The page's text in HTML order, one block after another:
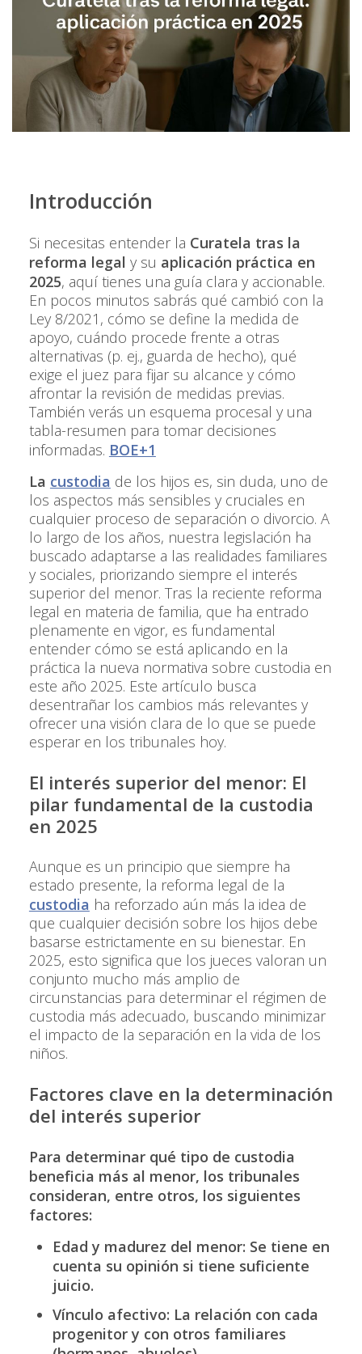
Introducción
Si necesitas entender la Curatela tras la
reforma legal y su aplicación práctica en
2025, aquí tienes una guía clara y accionable.
En pocos minutos sabrás qué cambió con la
Ley 8/2021, cómo se define la medida de
apoyo, cuándo procede frente a otras
alternativas (p. ej., guarda de hecho), qué
exige el juez para fijar su alcance y cómo
afrontar la revisión de medidas previas.
También verás un esquema procesal y una
tabla-resumen para tomar decisiones
informadas. BOE+1
La custodia de los hijos es, sin duda, uno de
los aspectos más sensibles y cruciales en
cualquier proceso de separación o divorcio. A
lo largo de los años, nuestra legislación ha
buscado adaptarse a las realidades familiares
y sociales, priorizando siempre el interés
superior del menor. Tras la reciente reforma
legal en materia de familia, que ha entrado
plenamente en vigor, es fundamental
entender cómo se está aplicando en la
práctica la nueva normativa sobre custodia en
este año 2025. Este artículo busca
desentrañar los cambios más relevantes y
ofrecer una visión clara de lo que se puede
esperar en los tribunales hoy.
El interés superior del menor: El
pilar fundamental de la custodia
en 2025
Aunque es un principio que siempre ha
estado presente, la reforma legal de la
custodia ha reforzado aún más la idea de
que cualquier decisión sobre los hijos debe
basarse estrictamente en su bienestar. En
2025, esto significa que los jueces valoran un
conjunto mucho más amplio de
circunstancias para determinar el régimen de
custodia más adecuado, buscando minimizar
el impacto de la separación en la vida de los
niños.
Factores clave en la determinación
del interés superior
Para determinar qué tipo de custodia
beneficia más al menor, los tribunales
consideran, entre otros, los siguientes
factores:
Edad y madurez del menor: Se tiene en
cuenta su opinión si tiene suficiente
juicio.
Vínculo afectivo: La relación con cada
progenitor y con otros familiares